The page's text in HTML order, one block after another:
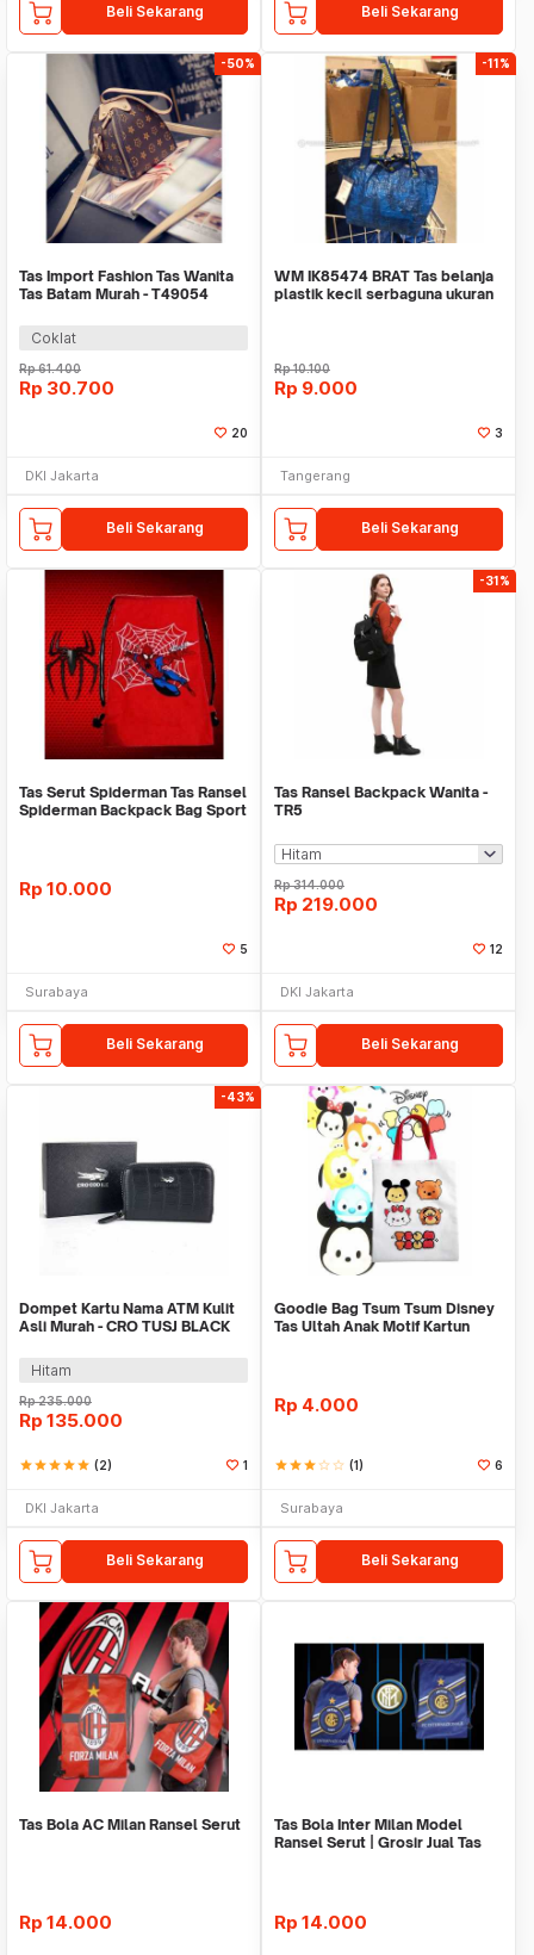
Beli Sekarang Beli Sekarang
-50%
Tas Import Fashion Tas Wanita
Tas Batam Murah - T49054
Coklat
Rp61.400
Rp 30.700
20
DKI Jakarta
Beli Sekarang
-11%
WM IK85474 BRAT Tas belanja
plastik kecil serbaguna ukuran
Rp10.100
Rp 9.000
3
Tangerang
Beli Sekarang
Tas Serut Spiderman Tas Ransel
Spiderman Backpack Bag Sport
Rp 10.000
5
Surabaya
Beli Sekarang
-31%
Tas Ransel Backpack Wanita -
TR5
Rp314.000
Rp 219.000
12
DKI Jakarta
Beli Sekarang
-43%
Dompet Kartu Nama ATM Kulit
Asli Murah - CRO TUSJ BLACK
Hitam
Rp235.000
Rp 135.000
starstarstarstarstar (2) 1
DKI Jakarta
Beli Sekarang
Goodie Bag Tsum Tsum Disney
Tas Ultah Anak Motif Kartun
Rp 4.000
starstarstarstar_borderstar_border (1) 6
Surabaya
Beli Sekarang
Tas Bola AC Milan Ransel Serut
Rp 14.000
Tas Bola Inter Milan Model
Ransel Serut | Grosir Jual Tas
Rp 14.000